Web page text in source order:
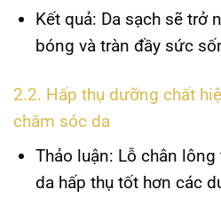
Kết quả: Da sạch sẽ trở
bóng và tràn đầy sức
2.2. Hấp thụ dưỡng chất
chăm sóc da
Thảo luận: Lỗ chân
da hấp thụ tốt hơn các